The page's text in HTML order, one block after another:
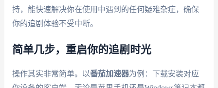
持，能快速解决你在使用中遇到的任何疑难杂症，确保
你的追剧体验不受中断。
简单几步，重启你的追剧时光
操作其实非常简单。以番茄加速器为例：下载安装对应